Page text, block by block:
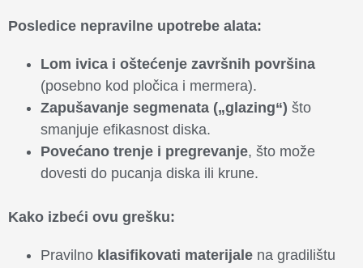
Posledice nepravilne upotrebe alata:
Lom ivica i oštećenje završnih površina
(posebno kod pločica i mermera).
Zapušavanje segmenata („glazing“) što
smanjuje efikasnost diska.
Povećano trenje i pregrevanje, što može
dovesti do pucanja diska ili krune.
Kako izbeći ovu grešku:
Pravilno klasifikovati materijale na gradilištu